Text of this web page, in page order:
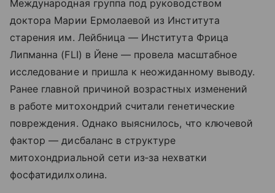
Международная группа под руководством
доктора Марии Ермолаевой из Института
старения им. Лейбница — Института Фрица
Липманна (FLI) в Йене — провела масштабное
исследование и пришла к неожиданному выводу.
Ранее главной причиной возрастных изменений
в работе митохондрий считали генетические
повреждения. Однако выяснилось, что ключевой
фактор — дисбаланс в структуре
митохондриальной сети из‑за нехватки
фосфатидилхолина.